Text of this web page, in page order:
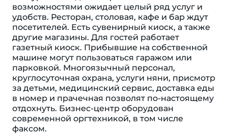
возможностями ожидает целый ряд услуг и
удобств. Ресторан, столовая, кафе и бар ждут
посетителей. Есть сувенирный киоск, а также
другие магазины. Для гостей работает
газетный киоск. Прибывшие на собственной
машине могут пользоваться гаражом или
парковкой. Многоязычный персонал,
круглосуточная охрана, услуги няни, присмотр
за детьми, медицинский сервис, доставка еды
в номер и прачечная позволят по-настоящему
отдохнуть. Бизнес-центр оборудован
современной оргтехникой, в том числе
факсом.